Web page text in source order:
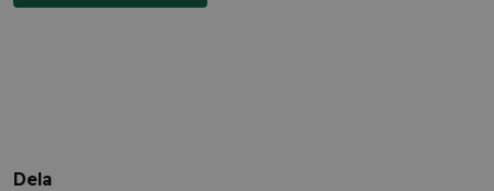
Dela